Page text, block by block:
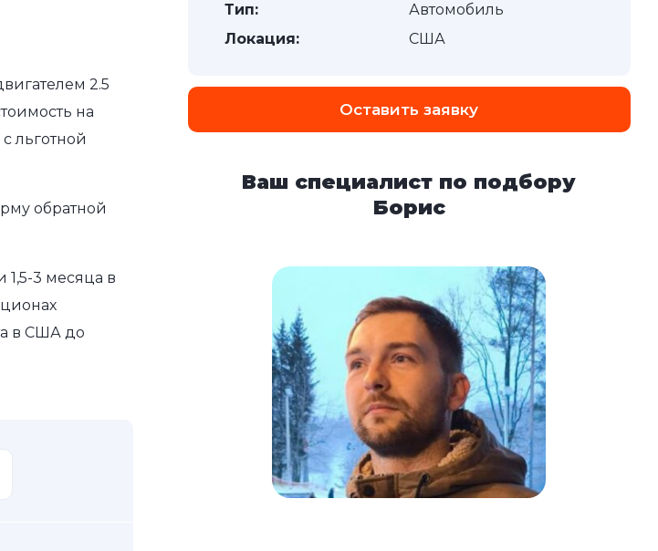
2.5
на
льготной
обратной
3 месяца в
в США до
Тип:
Автомобиль
Локация:
США
Оставить заявку
Ваш специалист по подбору
Борис